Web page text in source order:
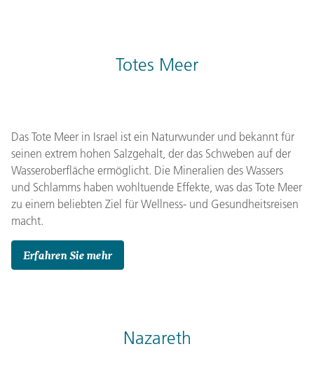
Totes Meer
Das Tote Meer in Israel ist ein Naturwunder und bekannt für
seinen extrem hohen Salzgehalt, der das Schweben auf der
Wasseroberfläche ermöglicht. Die Mineralien des Wassers
und Schlamms haben wohltuende Effekte, was das Tote Meer
zu einem beliebten Ziel für Wellness- und Gesundheitsreisen
macht.
Erfahren Sie mehr
Nazareth